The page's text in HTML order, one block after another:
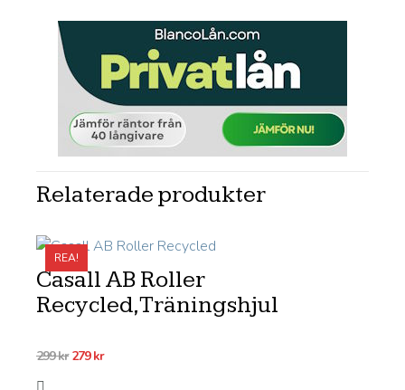
Relaterade produkter
REA!
Casall AB Roller
Recycled,Träningshjul
299kr Det
279krDet